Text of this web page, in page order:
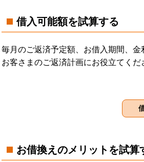
借入可能額を試算する
毎月のご返済予定額、お借入期間、金
お客さまのご返済計画にお役立てくだ
お借換えのメリットを試算